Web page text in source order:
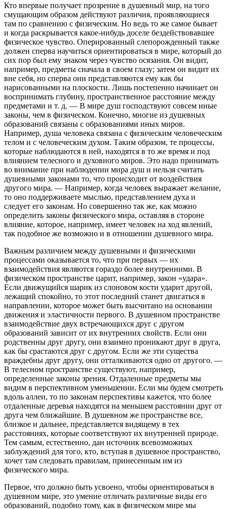
Кто впервые получает прозрение в душевный мир, на того
смущающим образом действуют различия, проявляющиеся
там по сравнению с физическим. Но ведь то же самое бывает
и когда раскрывается какое-нибудь доселе бездействовавшее
физическое чувство. Оперированный слепорожденный также
должен сперва научиться ориентироваться в мире, который до
сих пор был ему знаком через чувство осязания. Он видит,
например, предметы сначала в своем глазу; затем он видит их
вне себя, но сперва они представляются ему как бы
нарисованными на плоскости. Лишь постепенно начинает он
воспринимать глубину, пространственное расстояние между
предметами и т. д. — В мире душ господствуют совсем иные
законы, чем в физическом. Конечно, многие из душевных
образований связаны с образованиями иных миров.
Например, душа человека связана с физическим человеческим
телом и с человеческим духом. Таким образом, те процессы,
которые наблюдаются в ней, находятся в то же время и под
влиянием телесного и духовного миров. Это надо принимать
во внимание при наблюдении мира душ и нельзя считать
душевными законами то, что происходит от воздействия
другого мира. — Например, когда человек выражает желание,
то оно поддерживаете мыслью, представлением духа и
следует его законам. Но совершенно так же, как можно
определить законы физического мира, оставляя в стороне
влияние, которое, например, имеет человек на ход явлений,
так подобное же возможно и в отношении душевного мира.
Важным различием между душевными и физическими
процессами оказывается то, что при первых — их
взаимодействия являются гораздо более внутренними. В
физическом пространстве царит, например, закон «удара».
Если движущийся шарик из слоновом кости ударит другой,
лежащий спокойно, то этот последний станет двигаться в
направлении, которое может быть высчитано на основании
движения и эластичности первого. В душевном пространстве
взаимодействие двух встречающихся друг с другом
образований зависит от их внутренних свойств. Если они
родственны друг другу, они взаимно проникают друг в друга,
как бы срастаются друг с другом. Если же эти существа
враждебны друг другу, они отталкиваются одно от другого. —
В телесном пространстве существуют, например,
определенные законы зрения. Отдаленные предметы мы
видим в перспективном уменьшении. Если мы будем смотреть
вдоль аллеи, то по законам перспективы кажется, что более
отдаленные деревья находятся на меньшем расстоянии друг от
друга чем ближайшие. В душевном же пространстве все,
близкое и дальнее, представляется видящему в тех
расстояниях, которые соответствуют их внутренней природе.
Тем самым, естественно, дан источник всевозможных
заблуждений для того, кто, вступая в душевное пространство,
хочет там следовать правилам, принесенным им из
физического мира.
Первое, что должно быть усвоено, чтобы ориентироваться в
душевном мире, это умение отличать различные виды его
образований, подобно тому, как в физическом мире мы